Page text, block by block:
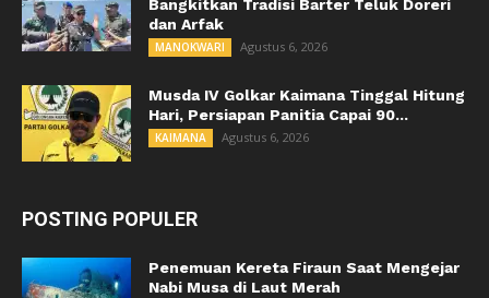
Bangkitkan Tradisi Barter Teluk Doreri
dan Arfak
MANOKWARI Agustus 6, 2026
Musda IV Golkar Kaimana Tinggal Hitung
Hari, Persiapan Panitia Capai 90...
KAIMANA Agustus 6, 2026
POSTING POPULER
Penemuan Kereta Firaun Saat Mengejar
Nabi Musa di Laut Merah